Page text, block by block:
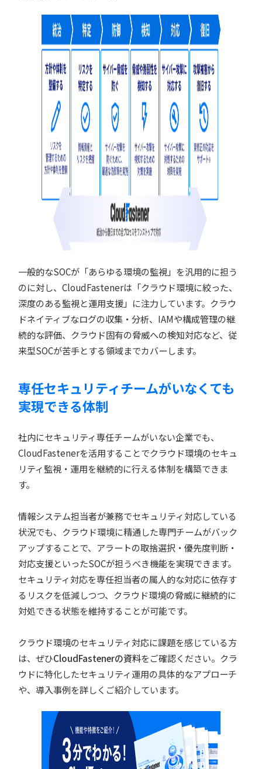
一般的なSOCが「あらゆる環境の監視」を汎用的に担う
のに対し、CloudFastenerは「クラウド環境に絞った、
深度のある監視と運用支援」に注力しています。クラウ
ドネイティブなログの収集・分析、IAMや構成管理の継
続的な評価、クラウド固有の脅威への検知対応など、従
来型SOCが苦手とする領域までカバーします。
専任セキュリティチームがいなくても
実現できる体制
社内にセキュリティ専任チームがいない企業でも、
CloudFastenerを活用することでクラウド環境のセキュ
リティ監視・運用を継続的に行える体制を構築できま
す。
情報システム担当者が兼務でセキュリティ対応している
状況でも、クラウド環境に精通した専門チームがバック
アップすることで、アラートの取捨選択・優先度判断・
対応支援といったSOCが担うべき機能を実現できます。
セキュリティ対応を専任担当者の属人的な対応に依存す
るリスクを低減しつつ、クラウド環境の脅威に継続的に
対処できる状態を維持することが可能です。
クラウド環境のセキュリティ対応に課題を感じている方
は、ぜひCloudFastenerの資料をご確認ください。クラ
ウドに特化したセキュリティ運用の具体的なアプローチ
や、導入事例を詳しくご紹介しています。